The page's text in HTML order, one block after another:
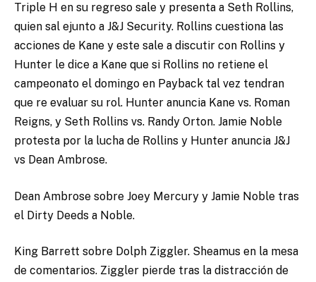
Triple H en su regreso sale y presenta a Seth Rollins,
quien sal ejunto a J&J Security. Rollins cuestiona las
acciones de Kane y este sale a discutir con Rollins y
Hunter le dice a Kane que si Rollins no retiene el
campeonato el domingo en Payback tal vez tendran
que re evaluar su rol. Hunter anuncia Kane vs. Roman
Reigns, y Seth Rollins vs. Randy Orton. Jamie Noble
protesta por la lucha de Rollins y Hunter anuncia J&J
vs Dean Ambrose.
Dean Ambrose sobre Joey Mercury y Jamie Noble tras
el Dirty Deeds a Noble.
King Barrett sobre Dolph Ziggler. Sheamus en la mesa
de comentarios. Ziggler pierde tras la distracción de